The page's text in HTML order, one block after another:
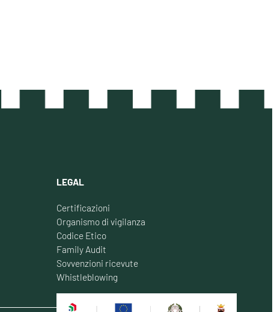
LEGAL
Certificazioni
Organismo di vigilanza
Codice Etico
Family Audit
Sovvenzioni ricevute
Whistleblowing